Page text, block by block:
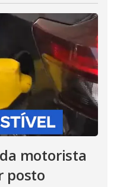
motorista
posto